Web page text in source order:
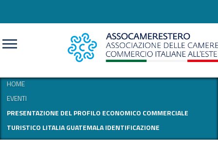
HOME
EVENTI
PRESENTAZIONE DEL PROFILO ECONOMICO COMMERCIALE
TURISTICO LITALIA GUATEMALA IDENTIFICAZIONE